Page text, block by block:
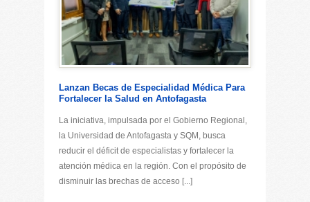
Lanzan Becas de Especialidad Médica Para
Fortalecer la Salud en Antofagasta
La iniciativa, impulsada por el Gobierno Regional,
la Universidad de Antofagasta y SQM, busca
reducir el déficit de especialistas y fortalecer la
atención médica en la región. Con el propósito de
disminuir las brechas de acceso [...]